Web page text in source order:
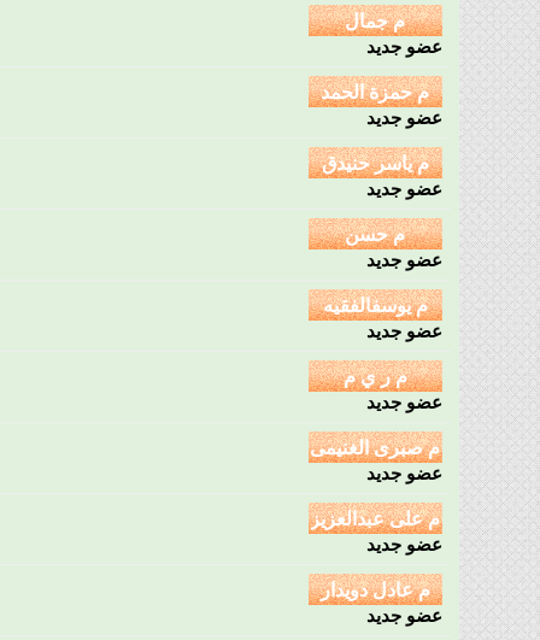
عضو جديد
عضو جديد
عضو جديد
عضو جديد
عضو جديد
عضو جديد
عضو جديد
عضو جديد
عضو جديد